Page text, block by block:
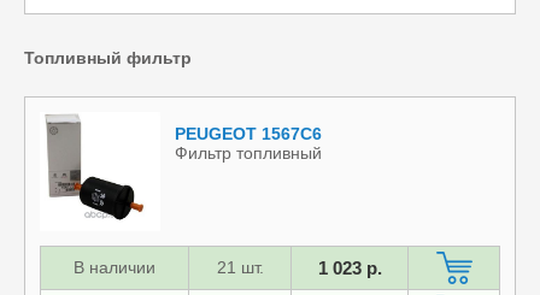
Топливный фильтр
PEUGEOT 1567C6
Фильтр топливный
В наличии 21 шт. 1 023 р.